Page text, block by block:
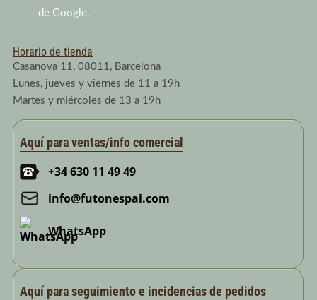
de Google.
Horario de tienda
Casanova 11, 08011, Barcelona
Lunes, jueves y viernes de 11 a 19h
Martes y miércoles de 13 a 19h
Aquí para ventas/info comercial
+34 630 11 49 49
info@futonespai.com
WhatsApp
Aquí para seguimiento e incidencias de pedidos